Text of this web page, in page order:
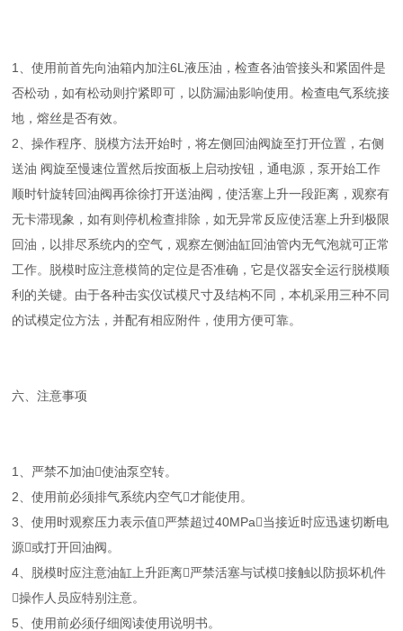
1、使用前首先向油箱内加注6L液压油，检查各油管接头和紧固件是
否松动，如有松动则拧紧即可，以防漏油影响使用。检查电气系统接
地 ，熔丝是否有效。
2、操作程序、脱模方法开始时，将左侧回油阀旋至打开位置，右侧
送油 阀旋至慢速位置然后按面板上启动按钮，通电源，泵开始工作
顺时针旋转回油阀再徐徐打开送油阀，使活塞上升一段距离，观察有
无卡滞现象，如有则停机检查排除，如无异常反应使活塞上升到极限
回油，以排尽系统内的空气，观察左侧油缸回油管内无气泡就可正常
工作。脱模时应注意模筒的定位是否准确，它是仪器安全运行脱模顺
利的关键。由于各种击实仪试模尺寸及结构不同，本机采用三种不同
的试模定位方法，并配有相应附件，使用方便可靠。
六、注意事项
1、严禁不加油使油泵空转。
2、使用前必须排气系统内空气才能使用。
3、使用时观察压力表示值严禁超过40MPa当接近时应迅速切断电
源或打开回油阀。
4、脱模时应注意油缸上升距离严禁活塞与试模接触以防损坏机件
操作人员应特别注意。
5、使用前必须仔细阅读使用说明书。